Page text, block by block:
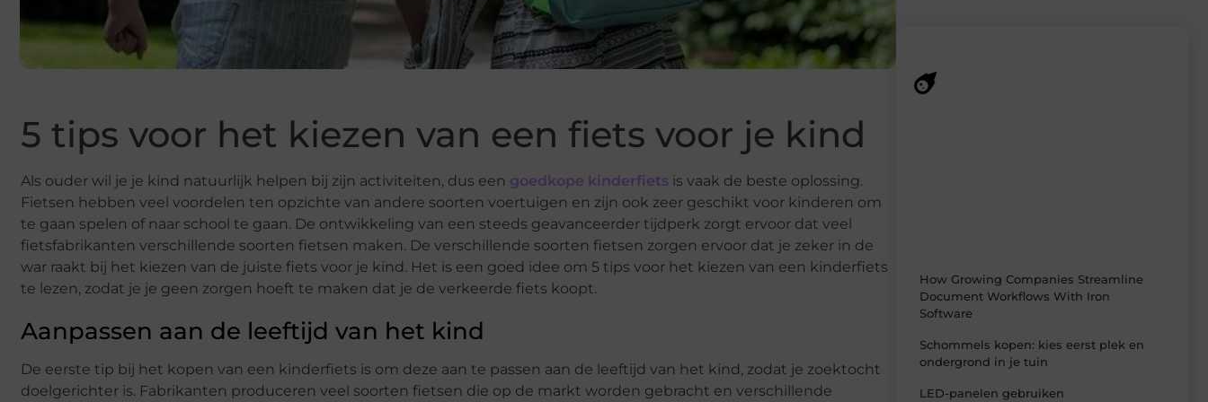
5 tips voor het kiezen van een fiets voor je kind
Als ouder wil je je kind natuurlijk helpen bij zijn activiteiten, dus een goedkope kinderfiets is vaak de beste oplossing.
Fietsen hebben veel voordelen ten opzichte van andere soorten voertuigen en zijn ook zeer geschikt voor kinderen om
te gaan spelen of naar school te gaan. De ontwikkeling van een steeds geavanceerder tijdperk zorgt ervoor dat veel
fietsfabrikanten verschillende soorten fietsen maken. De verschillende soorten fietsen zorgen ervoor dat je zeker in de
war raakt bij het kiezen van de juiste fiets voor je kind. Het is een goed idee om 5 tips voor het kiezen van een kinderfiets
te lezen, zodat je je geen zorgen hoeft te maken dat je de verkeerde fiets koopt.
Aanpassen aan de leeftijd van het kind
De eerste tip bij het kopen van een kinderfiets is om deze aan te passen aan de leeftijd van het kind, zodat je zoektocht
doelgerichter is. Fabrikanten produceren veel soorten fietsen die op de markt worden gebracht en verschillende
How Growing Companies Streamline
Document Workflows With Iron
Software
Schommels kopen: kies eerst plek en
ondergrond in je tuin
LED-panelen gebruiken